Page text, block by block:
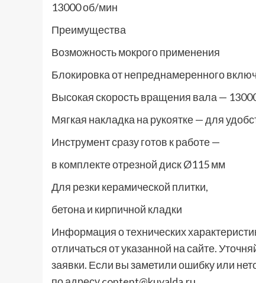
13000 об/мин
Преимущества
Возможность мокрого применения
Блокировка от непреднамеренного
Высокая скорость вращения вала —
Мягкая накладка на рукоятке — для
Инструмент сразу готов к работе —
в комплекте отрезной диск Ø115 мм
Для резки керамической плитки,
бетона и кирпичной кладки
Информация о технических
отличаться от указанной на сайте.
заявки. Если вы заметили ошибку или